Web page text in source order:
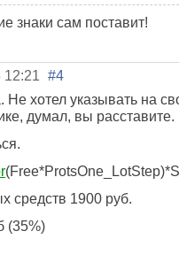
знаки сам поставит!
12:21 #4
хотел указывать на
думал, вы расставите.
(Free*ProtsOne_LotStep)*
средств 1900 руб.
(35%)